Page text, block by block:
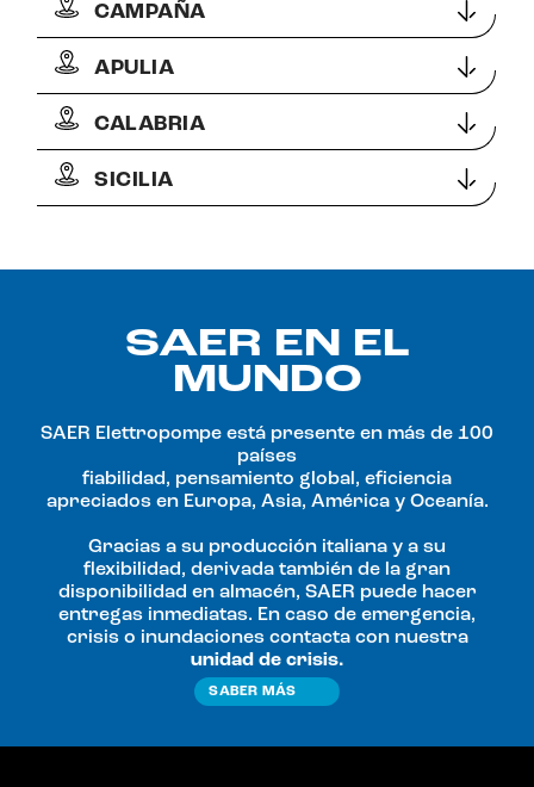
CAMPAÑA
APULIA
CALABRIA
SICILIA
SAER EN EL
MUNDO
SAER Elettropompe está presente en más de 100
países
fiabilidad, pensamiento global, eficiencia
apreciados en Europa, Asia, América y Oceanía.
Gracias a su producción italiana y a su
flexibilidad, derivada también de la gran
disponibilidad en almacén, SAER puede hacer
entregas inmediatas. En caso de emergencia,
crisis o inundaciones contacta con nuestra
unidad de crisis.
SABER MÁS